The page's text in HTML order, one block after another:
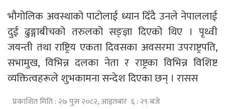
भौगोलिक अवस्थाको पाटोलाई ध्यान दिँदै उनले नेपाललाई
दुई ढुङ्गाबीचको तरुलको सङ्ज्ञा दिएको थिए । पृथ्वी
जयन्ती तथा राष्ट्रिय एकता दिवसका अवसरमा उपराष्ट्रपति,
सभामुख, विभिन्न दलका नेता र राष्ट्रका विभिन्न विशिष्ट
व्यक्तित्वहरूले शुभकामना सन्देश दिएका छन् । रासस
प्रकाशित मिति : २७ पुस २०८२, आइतबार ६ : २९ बजे